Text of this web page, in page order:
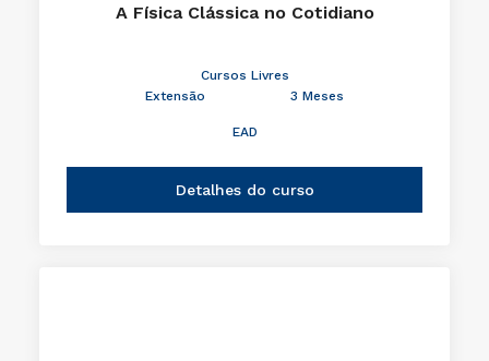
A Física Clássica no Cotidiano
Cursos Livres
Extensão
3 Meses
EAD
Detalhes do curso